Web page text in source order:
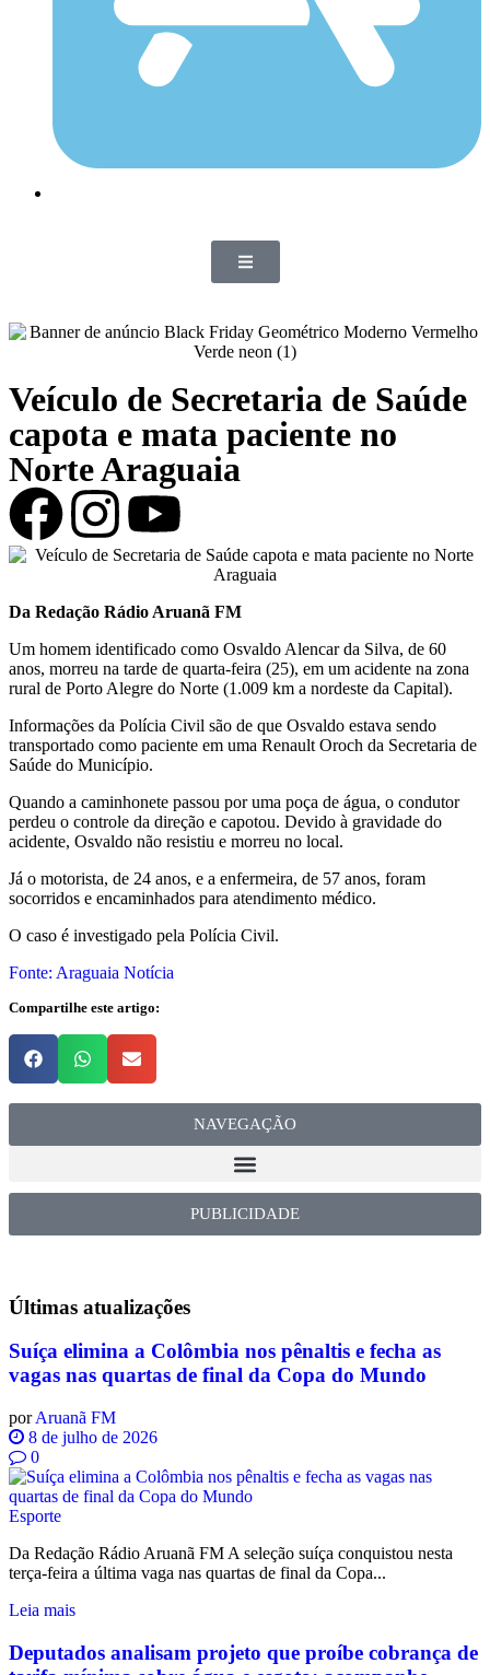
Veículo de Secretaria de Saúde
capota e mata paciente no
Norte Araguaia
Da Redação Rádio Aruanã FM
Um homem identificado como Osvaldo Alencar da Silva, de 60
anos, morreu na tarde de quarta-feira (25), em um acidente na zona
rural de Porto Alegre do Norte (1.009 km a nordeste da Capital).
Informações da Polícia Civil são de que Osvaldo estava sendo
transportado como paciente em uma Renault Oroch da Secretaria de
Saúde do Município.
Quando a caminhonete passou por uma poça de água, o condutor
perdeu o controle da direção e capotou. Devido à gravidade do
acidente, Osvaldo não resistiu e morreu no local.
Já o motorista, de 24 anos, e a enfermeira, de 57 anos, foram
socorridos e encaminhados para atendimento médico.
O caso é investigado pela Polícia Civil.
Fonte: Araguaia Notícia
Compartilhe este artigo:
NAVEGAÇÃO
PUBLICIDADE
Últimas atualizações
Suíça elimina a Colômbia nos pênaltis e fecha as
vagas nas quartas de final da Copa do Mundo
por Aruanã FM
8 de julho de 2026
0
Esporte
Da Redação Rádio Aruanã FM A seleção suíça conquistou nesta
terça-feira a última vaga nas quartas de final da Copa...
Leia mais
Deputados analisam projeto que proíbe cobrança de